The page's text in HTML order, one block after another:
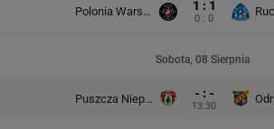
Polonia Warszawa 1 : 1
0 : 0
Sobota, 08 Sierpnia
Puszcza Niepołomice - : -
13:30